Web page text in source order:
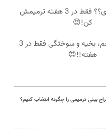
جای بخیه داری؟؟ فقط در 3 هفته ترمیمش
کن!😍
ترمیم جای زخم، بخیه و سوختگی فقط در 3
هفته!!😍
بینی ترمیمی را چگونه انتخاب کنیم؟